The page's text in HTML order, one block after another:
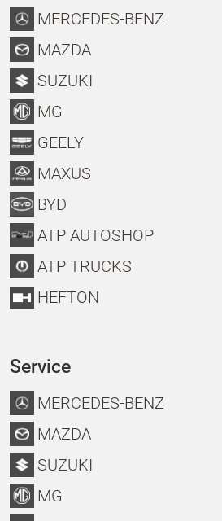
MERCEDES-BENZ
MAZDA
SUZUKI
MG
GEELY
MAXUS
BYD
ATP AUTOSHOP
ATP TRUCKS
HEFTON
Service
MERCEDES-BENZ
MAZDA
SUZUKI
MG